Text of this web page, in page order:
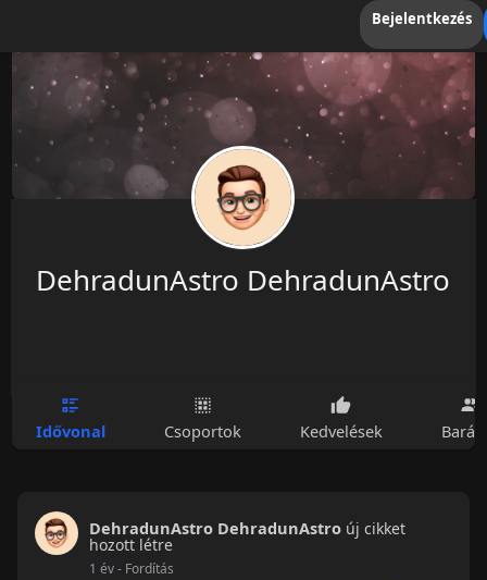
Bejelentkezés
DehradunAstro DehradunAstro
Idővonal Csoportok Kedvelések
DehradunAstro DehradunAstro új cikket
hozott létre
1 év- Fordítás